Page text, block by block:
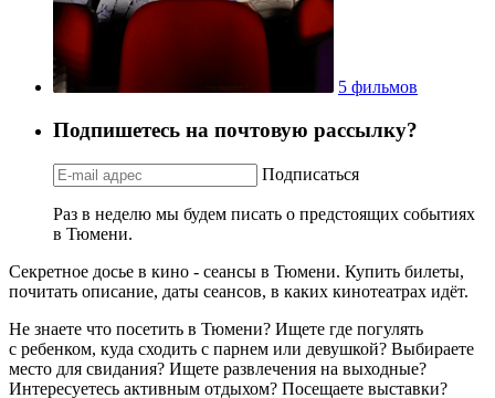
5 фильмов
Подпишетесь на почтовую рассылку?
Подписаться
Раз в неделю мы будем писать о предстоящих событиях
в Тюмени.
Секретное досье в кино - сеансы в Тюмени. Купить билеты,
почитать описание, даты сеансов, в каких кинотеатрах идёт.
Не знаете что посетить в Тюмени? Ищете где погулять
с ребенком, куда сходить с парнем или девушкой? Выбираете
место для свидания? Ищете развлечения на выходные?
Интересуетесь активным отдыхом? Посещаете выставки?